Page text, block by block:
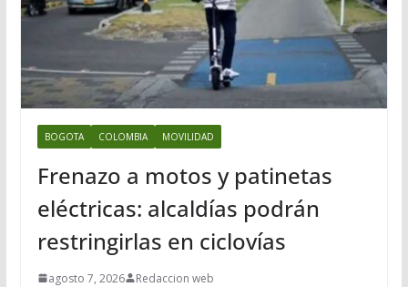
BOGOTA COLOMBIA MOVILIDAD
Frenazo a motos y patinetas
eléctricas: alcaldías podrán
restringirlas en ciclovías
agosto 7, 2026 Redaccion web